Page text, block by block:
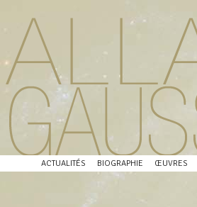
ACTUALITÉS BIOGRAPHIE ŒUVRES